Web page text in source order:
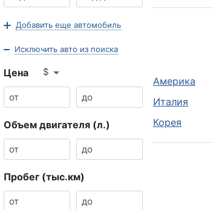
Добавить еще автомобиль
Исключить авто из поиска
Цена $
Объем двигателя (л.)
Пробег (тыс.км)
Америка
Италия
Корея